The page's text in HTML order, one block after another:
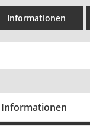
Informationen
Informationen